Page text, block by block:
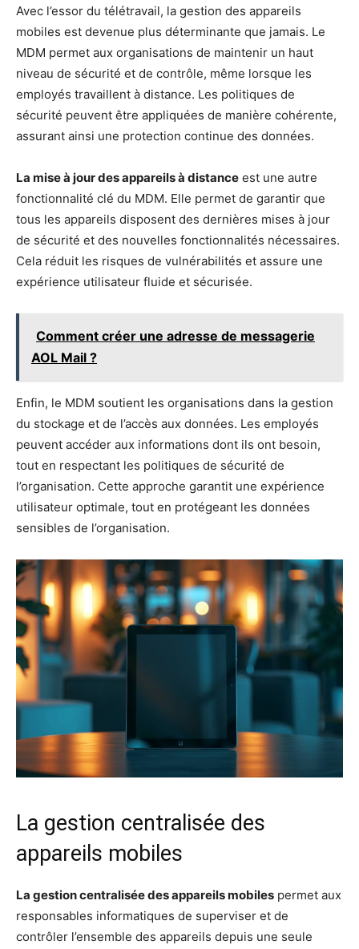
Avec l’essor du télétravail, la gestion des appareils
mobiles est devenue plus déterminante que jamais. Le
MDM permet aux organisations de maintenir un haut
niveau de sécurité et de contrôle, même lorsque les
employés travaillent à distance. Les politiques de
sécurité peuvent être appliquées de manière cohérente,
assurant ainsi une protection continue des données.
La mise à jour des appareils à distance est une autre
fonctionnalité clé du MDM. Elle permet de garantir que
tous les appareils disposent des dernières mises à jour
de sécurité et des nouvelles fonctionnalités nécessaires.
Cela réduit les risques de vulnérabilités et assure une
expérience utilisateur fluide et sécurisée.
Comment créer une adresse de messagerie
AOL Mail ?
Enfin, le MDM soutient les organisations dans la gestion
du stockage et de l’accès aux données. Les employés
peuvent accéder aux informations dont ils ont besoin,
tout en respectant les politiques de sécurité de
l’organisation. Cette approche garantit une expérience
utilisateur optimale, tout en protégeant les données
sensibles de l’organisation.
La gestion centralisée des
appareils mobiles
La gestion centralisée des appareils mobiles permet aux
responsables informatiques de superviser et de
contrôler l’ensemble des appareils depuis une seule